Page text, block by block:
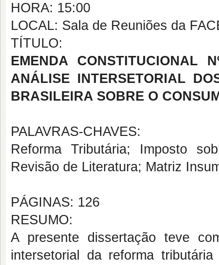
HORA: 15:00
LOCAL: Sala de Reuniões da
TÍTULO:
EMENDA CONSTITUCIONAL
ANÁLISE INTERSETORIAL
BRASILEIRA SOBRE O
PALAVRAS-CHAVES:
Reforma Tributária; Imposto
Revisão de Literatura; Matriz
PÁGINAS: 126
RESUMO:
A presente dissertação teve
intersetorial da reforma